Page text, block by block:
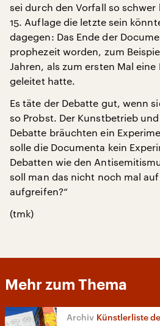
sei durch den Vorfall so
15. Auflage die letzte sein
dagegen: Das Ende der
prophezeit worden, zum
Jahren, als zum ersten Mal
geleitet hatte.
Es täte der Debatte gut, wenn
so Probst. Der Kunstbetrieb
Debatte bräuchten ein
solle die Documenta kein
Debatten wie den
soll man das nicht noch mal
aufgreifen?“
(tmk)
Mehr zum Thema
Künstlerliste